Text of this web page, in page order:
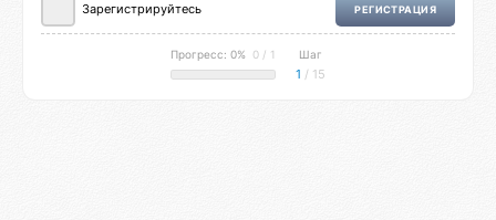
Зарегистрируйтесь РЕГИСТРАЦИЯ
Прогресс: 0% 0 / 1 Шаг
1 / 15